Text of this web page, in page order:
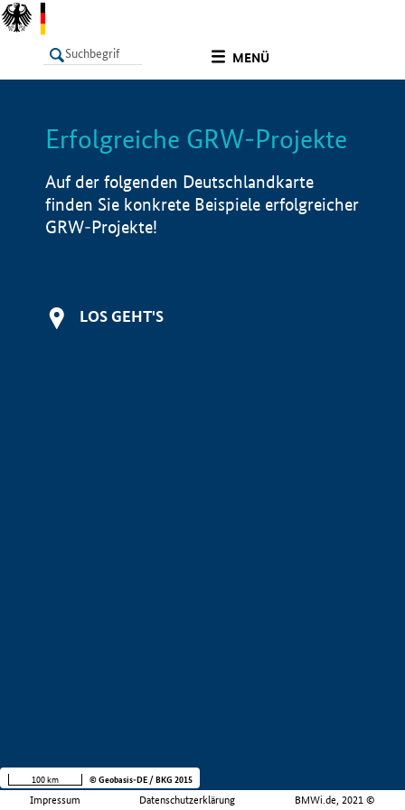
MENÜ
LISTE Info
Erfolgreiche GRW-Projekte
Auf der folgenden Deutschlandkarte
finden Sie konkrete Beispiele erfolgreicher
GRW-Projekte!
LOS GEHT'S
Impressum Datenschutzerklärung BMWi.de, 2021 ©
100 km © Geobasis-DE / BKG 2015